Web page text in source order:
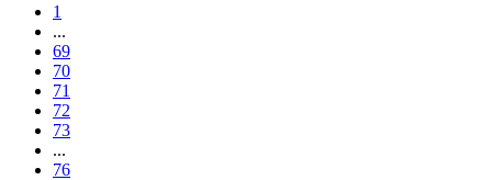
1
...
69
70
71
72
73
...
76